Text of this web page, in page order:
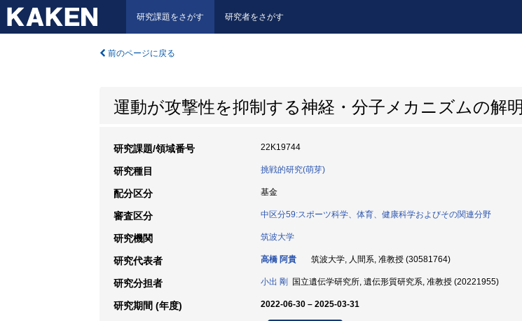
研究課題をさがす 研究者をさがす
前のページに戻る
運動が攻撃性を抑制する神経・分子メカニズムの解明
研究課題/領域番号 22K19744
研究種目 挑戦的研究(萌芽)
配分区分 基金
審査区分 中区分59:スポーツ科学、体育、健康科学およびその関連分野
研究機関 筑波大学
研究代表者 高橋 阿貴 筑波大学, 人間系, 准教授 (30581764)
研究分担者 小出 剛 国立遺伝学研究所, 遺伝形質研究系, 准教授 (20221955)
研究期間 (年度) 2022-06-30 – 2025-03-31